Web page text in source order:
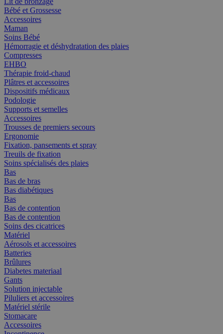
Bébé et Grossesse
Accessoires
Maman
Soins Bébé
Hémorragie et déshydratation des plaies
Compresses
EHBO
Thérapie froid-chaud
Plâtres et accessoires
Dispositifs médicaux
Podologie
Supports et semelles
Accessoires
Trousses de premiers secours
Ergonomie
Fixation, pansements et spray
Treuils de fixation
Soins spécialisés des plaies
Bas
Bas de bras
Bas diabétiques
Bas
Bas de contention
Bas de contention
Soins des cicatrices
Matériel
Aérosols et accessoires
Batteries
Brûlures
Diabetes materiaal
Gants
Solution injectable
Piluliers et accessoires
Matériel stérile
Stomacare
Accessoires